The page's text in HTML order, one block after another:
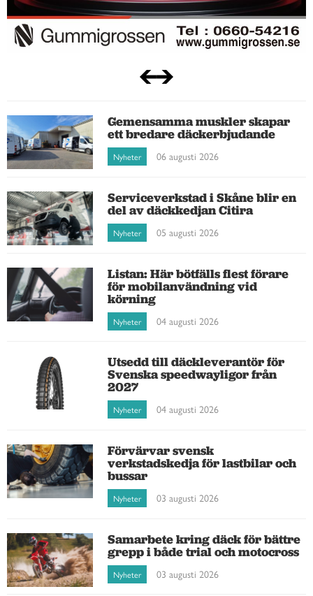
Gemensamma muskler skapar
ett bredare däckerbjudande
Nyheter 06 augusti 2026
Serviceverkstad i Skåne blir en
del av däckkedjan Citira
Nyheter 05 augusti 2026
Listan: Här bötfälls flest förare
för mobilanvändning vid
körning
Nyheter 04 augusti 2026
Utsedd till däckleverantör för
Svenska speedwayligor från
2027
Nyheter 04 augusti 2026
Förvärvar svensk
verkstadskedja för lastbilar och
bussar
Nyheter 03 augusti 2026
Samarbete kring däck för bättre
grepp i både trial och motocross
Nyheter 03 augusti 2026